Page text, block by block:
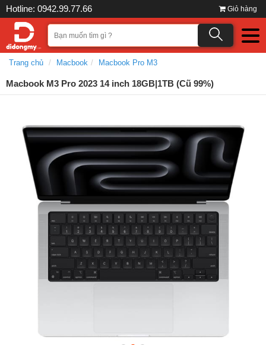
Hotline: 0942.99.77.66 Giỏ hàng
Trang chủ Macbook Macbook Pro M3
Macbook M3 Pro 2023 14 inch 18GB|1TB (Cũ 99%)